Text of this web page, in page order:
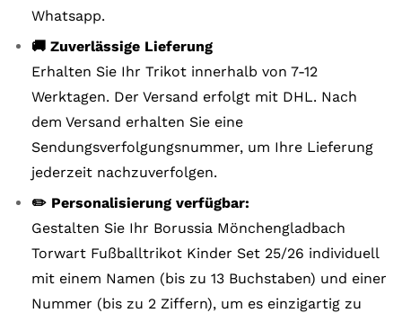
Whatsapp.
🚚 Zuverlässige Lieferung
Erhalten Sie Ihr Trikot innerhalb von 7-12
Werktagen. Der Versand erfolgt mit DHL. Nach
dem Versand erhalten Sie eine
Sendungsverfolgungsnummer, um Ihre Lieferung
jederzeit nachzuverfolgen.
✏️ Personalisierung verfügbar:
Gestalten Sie Ihr Borussia Mönchengladbach
Torwart Fußballtrikot Kinder Set 25/26 individuell
mit einem Namen (bis zu 13 Buchstaben) und einer
Nummer (bis zu 2 Ziffern), um es einzigartig zu